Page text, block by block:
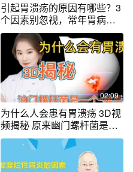
引起胃溃疡的原因有哪些？3
个因素别忽视，常年胃病患
者最应注意
02:09
为什么人会患有胃溃疡 3D视
频揭秘 原来幽门螺杆菌是主
要“推手”